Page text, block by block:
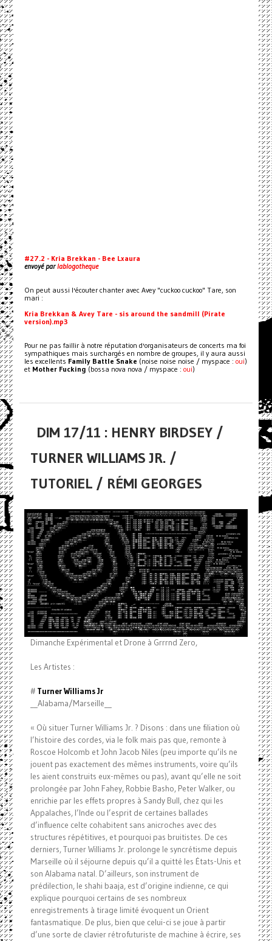
#27.2 - Kria Brekkan - Bee Lxaura
envoyé parlablogotheque
On peut aussi l'écouter chanter avec Avey "cuckoo cuckoo" Tare, son
mari :
Kria Brekkan & Avey Tare - sis around the sandmill (Pirate
version).mp3
Pour ne pas faillir à notre réputation d'organisateurs de concerts ma foi
sympathiques mais surchargés en nombre de groupes, il y aura aussi
les excellents Family Battle Snake (noise noise noise / myspace : oui)
et Mother Fucking (bossa nova nova / myspace : oui)
DIM 17/11 : HENRY BIRDSEY /
TURNER WILLIAMS JR. /
TUTORIEL / RÉMI GEORGES
Dimanche Expérimental et Drone à Grrrnd Zero,
Les Artistes :
# Turner Williams Jr
__Alabama/Marseille__
« Où situer Turner Williams Jr. ? Disons : dans une filiation où
l’histoire des cordes, via le folk mais pas que, remonte à
Roscoe Holcomb et John Jacob Niles (peu importe qu’ils ne
jouent pas exactement des mêmes instruments, voire qu’ils
les aient construits eux-mêmes ou pas), avant qu’elle ne soit
prolongée par John Fahey, Robbie Basho, Peter Walker, ou
enrichie par les effets propres à Sandy Bull, chez qui les
Appalaches, l’Inde ou l’esprit de certaines ballades
d’influence celte cohabitent sans anicroches avec des
structures répétitives, et pourquoi pas bruitistes. De ces
derniers, Turner Williams Jr. prolonge le syncrétisme depuis
Marseille où il séjourne depuis qu’il a quitté les États-Unis et
son Alabama natal. D’ailleurs, son instrument de
prédilection, le shahi baaja, est d’origine indienne, ce qui
explique pourquoi certains de ses nombreux
enregistrements à tirage limité évoquent un Orient
fantasmatique. De plus, bien que celui-ci se joue à partir
d’une sorte de clavier rétrofuturiste de machine à écrire, ses